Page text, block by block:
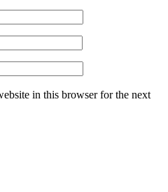
in this browser for the next